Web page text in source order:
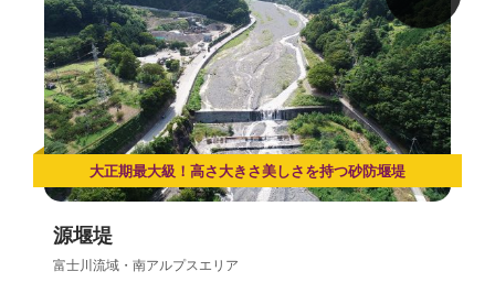
大正期最大級！高さ大きさ美しさを持つ砂防堰堤
源堰堤
富士川流域・南アルプスエリア